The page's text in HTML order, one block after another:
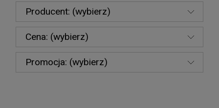
Producent: (wybierz)
Cena: (wybierz)
Promocja: (wybierz)